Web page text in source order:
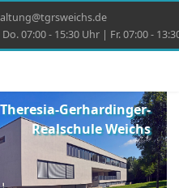
07:00 - 15:30 Uhr | Fr. 07:00 -
Gerhardinger-
Realschule Weichs